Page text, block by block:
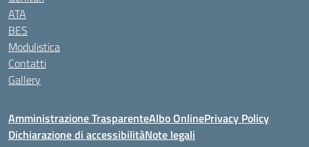
ATA
BES
Modulistica
Contatti
Gallery
Amministrazione TrasparenteAlbo OnlinePrivacy Policy
Dichiarazione di accessibilitàNote legali